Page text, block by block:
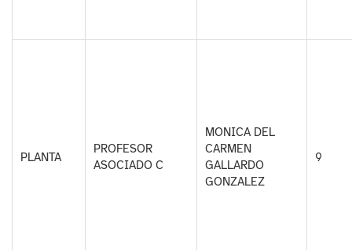
PLANTA
PROFESOR
ASOCIADO C
MONICA DEL
CARMEN
GALLARDO
GONZALEZ
9